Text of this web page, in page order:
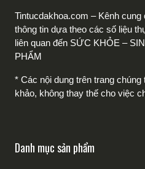
Tintucdakhoa.com – Kênh
thông tin dựa theo các số liệu
liên quan đến SỨC KHỎE –
PHẨM
* Các nội dung trên trang
khảo, không thay thế cho việc
Danh mục sản phẩm